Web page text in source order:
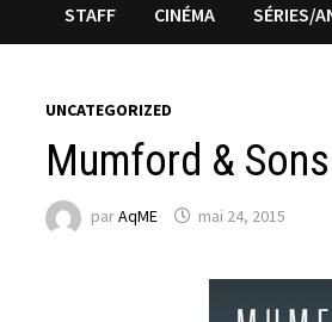
STAFF CINÉMA SÉRIES/
UNCATEGORIZED
Mumford &
parAqME mai 24, 2015